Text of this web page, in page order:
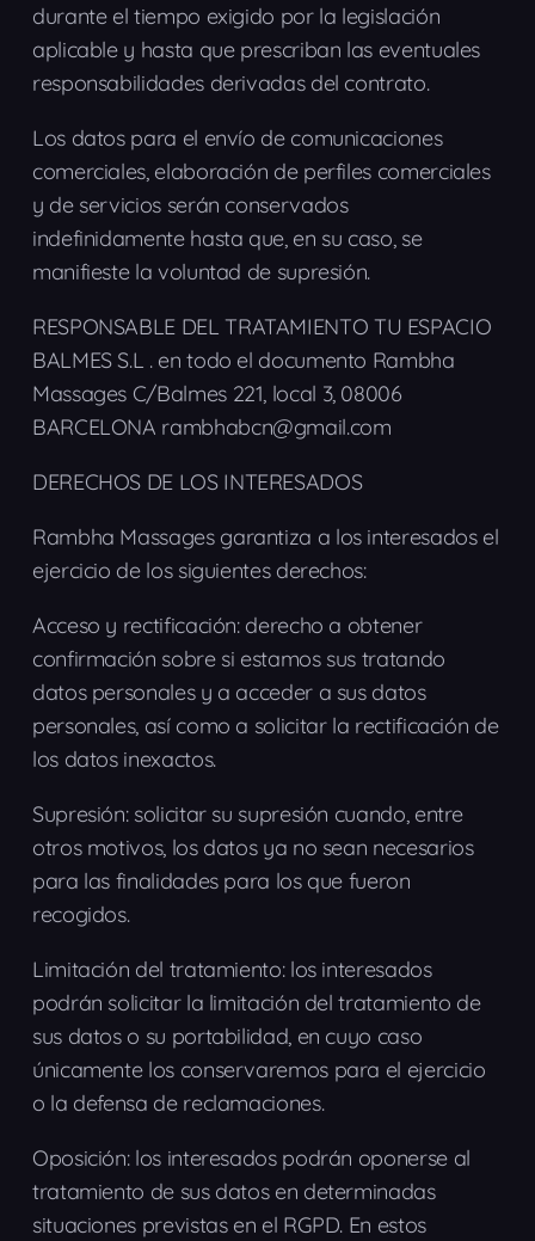
durante el tiempo exigido por la legislación
aplicable y hasta que prescriban las eventuales
responsabilidades derivadas del contrato.
Los datos para el envío de comunicaciones
comerciales, elaboración de perfiles comerciales
y de servicios serán conservados
indefinidamente hasta que, en su caso, se
manifieste la voluntad de supresión.
RESPONSABLE DEL TRATAMIENTO TU ESPACIO
BALMES S.L . en todo el documento Rambha
Massages C/Balmes 221, local 3, 08006
BARCELONA rambhabcn@gmail.com
DERECHOS DE LOS INTERESADOS
Rambha Massages garantiza a los interesados el
ejercicio de los siguientes derechos:
Acceso y rectificación: derecho a obtener
confirmación sobre si estamos sus tratando
datos personales y a acceder a sus datos
personales, así como a solicitar la rectificación de
los datos inexactos.
Supresión: solicitar su supresión cuando, entre
otros motivos, los datos ya no sean necesarios
para las finalidades para los que fueron
recogidos.
Limitación del tratamiento: los interesados
podrán solicitar la limitación del tratamiento de
sus datos o su portabilidad, en cuyo caso
únicamente los conservaremos para el ejercicio
o la defensa de reclamaciones.
Oposición: los interesados podrán oponerse al
tratamiento de sus datos en determinadas
situaciones previstas en el RGPD. En estos